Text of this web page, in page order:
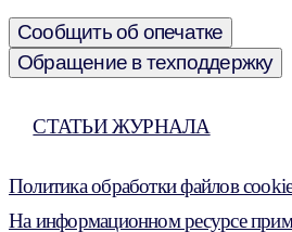
Сообщить об опечатке
Обращение в техподдержку
СТАТЬИ ЖУРНАЛА
Политика обработки файлов
На информационном ресурсе